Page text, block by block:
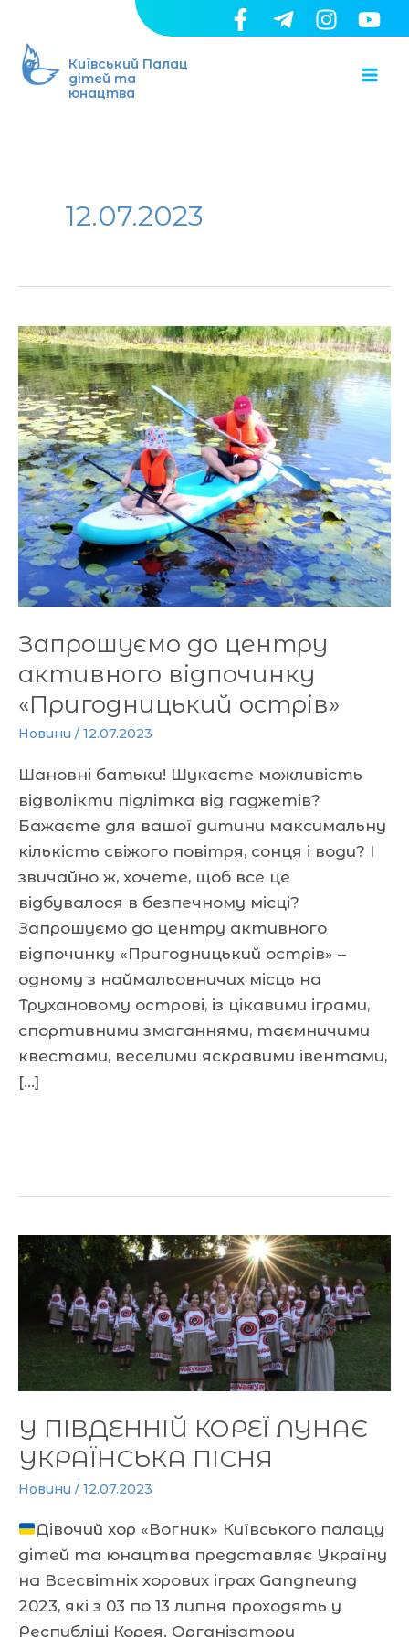
вмісту
Київський Палац
дітей та
юнацтва
12.07.2023
Запрошуємо до центру
активного відпочинку
«Пригодницький острів»
Новини / 12.07.2023
Шановні батьки! Шукаєте можливість
відволікти підлітка від гаджетів?
Бажаєте для вашої дитини максимальну
кількість свіжого повітря, сонця і води? І
звичайно ж, хочете, щоб все це
відбувалося в безпечному місці?
Запрошуємо до центру активного
відпочинку «Пригодницький острів» –
одному з наймальовничих місць на
Трухановому острові, із цікавими іграми,
спортивними змаганнями, таємничими
квестами, веселими яскравими івентами,
[…]
Запрошуємо
до
центру
активного
відпочинку
«Пригодницький
острів»
У ПІВДЕННІЙ КОРЕЇ ЛУНАЄ
УКРАЇНСЬКА ПІСНЯ
Новини / 12.07.2023
Дівочий хор «Вогник» Київського палацу
дітей та юнацтва представляє Україну
на Всесвітніх хорових іграх Gangneung
2023, які з 03 по 13 липня проходять у
Республіці Корея. Організатори
У
ПІВДЕННІЙ
КОРЕЇ
ЛУНАЄ
УКРАЇНСЬКА